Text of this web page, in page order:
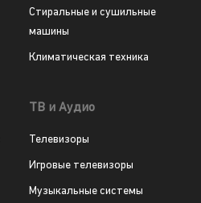
Стиральные и сушильные
машины
Климатическая техника
ТВ и Аудио
Телевизоры
Игровые телевизоры
Музыкальные системы